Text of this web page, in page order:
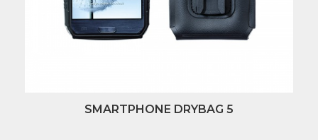
SMARTPHONE DRYBAG 5